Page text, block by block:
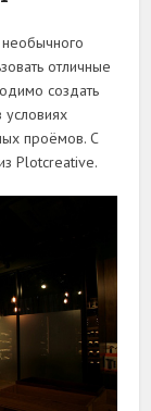
отличные
создать
условиях
проёмов. С
Plotcreative.